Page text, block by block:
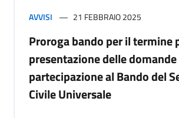
AVVISI 21 FEBBRAIO 2025
Proroga bando per il termine
presentazione delle
partecipazione al Bando del
Civile Universale